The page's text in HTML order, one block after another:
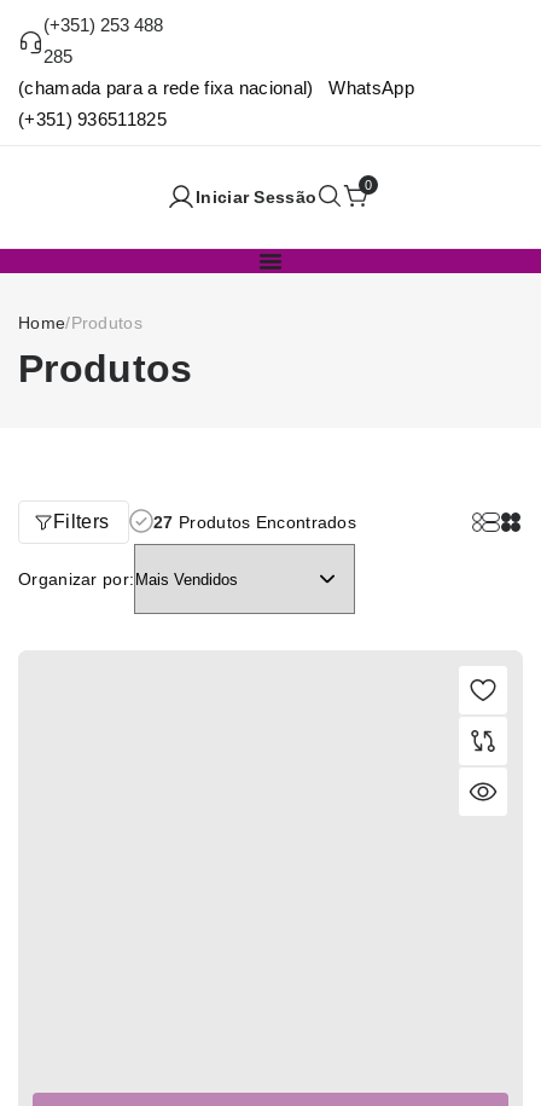
(+351) 253 488
285
(chamada para a rede fixa nacional) WhatsApp
(+351) 936511825
Iniciar Sessão
0
Home/Produtos
Produtos
Filters 27 Produtos Encontrados
Organizar por: